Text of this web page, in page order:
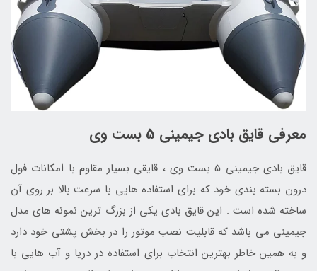
معرفی قایق بادی جیمینی 5 بست وی
قایق بادی جیمینی 5 بست وی ، قایقی بسیار مقاوم با امکانات فول
درون بسته بندی خود که برای استفاده هایی با سرعت بالا بر روی آن
ساخته شده است . این قایق بادی یکی از بزرگ ترین نمونه های مدل
جیمینی می باشد که قابلیت نصب موتور را در بخش پشتی خود دارد
و به همین خاطر بهترین انتخاب برای استفاده در دریا و آب هایی با